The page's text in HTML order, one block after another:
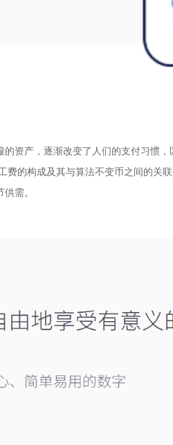
资产，逐渐改变了人们的支付习惯
费的构成及其与算法不变币之间的
需。